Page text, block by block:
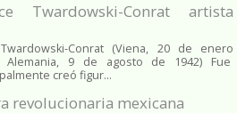
Twardowski-Conrat artista
Conrat (Viena, 20 de enero
Alemania, 9 de agosto de 1942) Fue
creó figur...
revolucionaria mexicana